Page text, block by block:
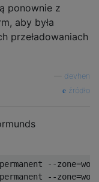
ponownie z
aby była
przeładowaniach
devhen
źródło
--